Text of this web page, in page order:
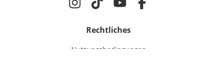
Rechtliches
Nutzungsbedingungen